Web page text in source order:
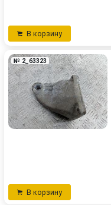
В корзину
№ 2_63323
В корзину